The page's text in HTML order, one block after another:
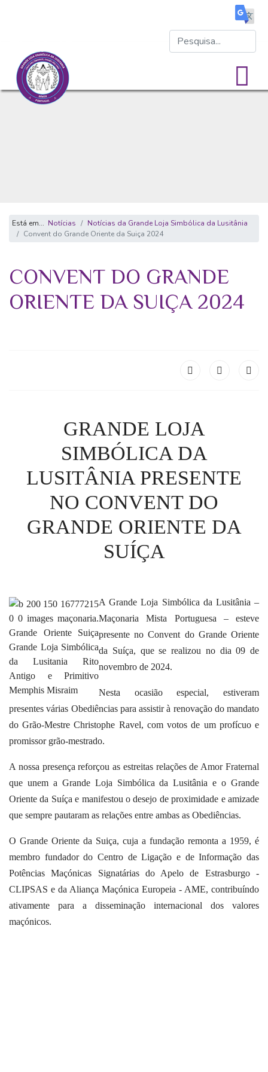
Está em... Notícias
Notícias da Grande Loja Simbólica da Lusitânia
Convent do Grande Oriente da Suiça 2024
CONVENT DO GRANDE
ORIENTE DA SUIÇA 2024
GRANDE LOJA
SIMBÓLICA DA
LUSITÂNIA PRESENTE
NO CONVENT DO
GRANDE ORIENTE DA
SUÍÇA
A Grande Loja Simbólica da Lusitânia –
Maçonaria Mista Portuguesa – esteve
presente no Convent do Grande Oriente
da Suíça, que se realizou no dia 09 de
novembro de 2024.
Nesta ocasião especial, estiveram
presentes várias Obediências para assistir à renovação do mandato
do Grão-Mestre Christophe Ravel, com votos de um profícuo e
promissor grão-mestrado.
A nossa presença reforçou as estreitas relações de Amor Fraternal
que unem a Grande Loja Simbólica da Lusitânia e o Grande
Oriente da Suíça e manifestou o desejo de proximidade e amizade
que sempre pautaram as relações entre ambas as Obediências.
O Grande Oriente da Suiça, cuja a fundação remonta a 1959, é
membro fundador do Centro de Ligação e de Informação das
Potências Maçónicas Signatárias do Apelo de Estrasburgo -
CLIPSAS e da Aliança Maçónica Europeia - AME, contribuíndo
ativamente para a disseminação internacional dos valores
maçónicos.